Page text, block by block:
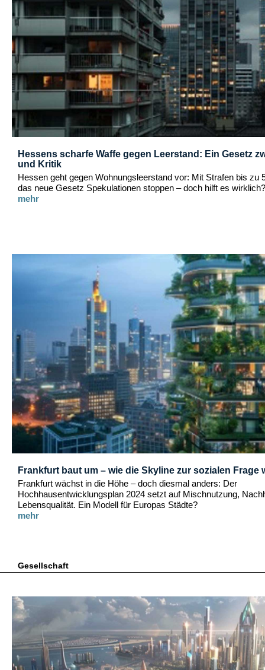
Hessens scharfe Waffe gegen Leerstand: Ein Gesetz
und Kritik
Hessen geht gegen Wohnungsleerstand vor: Mit Strafen bis zu
das neue Gesetz Spekulationen stoppen – doch hilft es wirklich?
mehr
Frankfurt baut um – wie die Skyline zur sozialen Frage
Frankfurt wächst in die Höhe – doch diesmal anders: Der
Hochhausentwicklungsplan 2024 setzt auf Mischnutzung,
Lebensqualität. Ein Modell für Europas Städte?
mehr
Gesellschaft